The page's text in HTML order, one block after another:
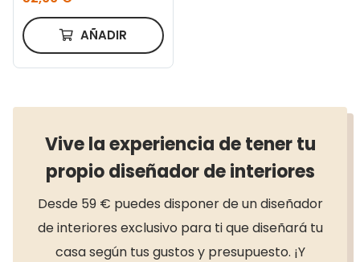
35 cm
AÑADIR
Vive la experiencia de tener tu
propio diseñador de interiores
Desde 59 € puedes disponer de un diseñador
de interiores exclusivo para ti que diseñará tu
casa según tus gustos y presupuesto. ¡Y